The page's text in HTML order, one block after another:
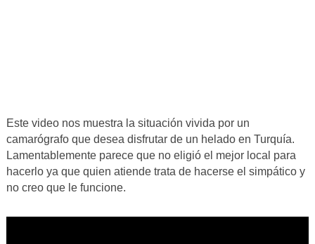
Este video nos muestra la situación vivida por un
camarógrafo que desea disfrutar de un helado en Turquía.
Lamentablemente parece que no eligió el mejor local para
hacerlo ya que quien atiende trata de hacerse el simpático y
no creo que le funcione.